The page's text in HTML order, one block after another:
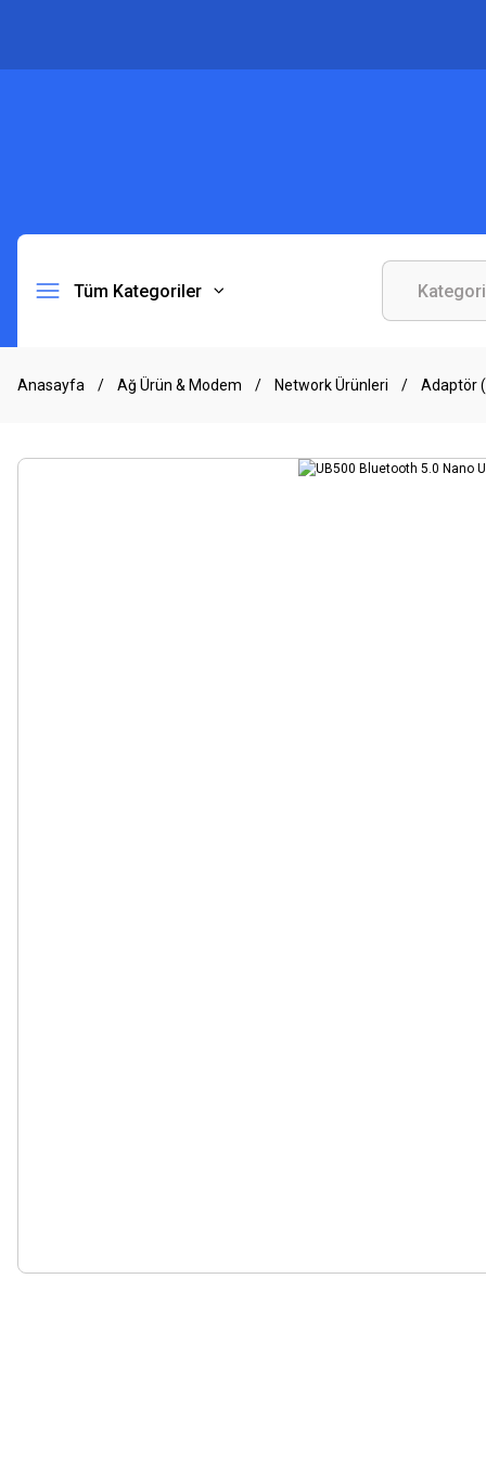
Tüm Kategoriler
Anasayfa Ağ Ürün & Modem Network Ürünleri Adaptör